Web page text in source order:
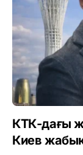
КТК-дағы
Киев жабық